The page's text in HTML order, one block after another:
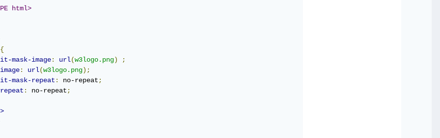
html>
{
mask-image: url(w3logo.png)
;
: url(w3logo.png);
mask-repeat : no-repeat ;
: no-repeat ;